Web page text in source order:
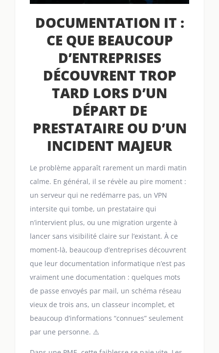
DOCUMENTATION IT :
CE QUE BEAUCOUP
D’ENTREPRISES
DÉCOUVRENT TROP
TARD LORS D’UN
DÉPART DE
PRESTATAIRE OU D’UN
INCIDENT MAJEUR
Le problème apparaît rarement un mardi matin
calme. En général, il se révèle au pire moment :
un serveur qui ne redémarre pas, un VPN
intersite qui tombe, un prestataire qui
n’intervient plus, ou une migration urgente à
lancer sans visibilité claire sur l’existant. À ce
moment-là, beaucoup d’entreprises découvrent
que leur documentation informatique n’est pas
vraiment une documentation : quelques mots
de passe envoyés par mail, un schéma réseau
vieux de trois ans, un classeur incomplet, et
beaucoup d’informations “connues” seulement
par une personne. ⚠️